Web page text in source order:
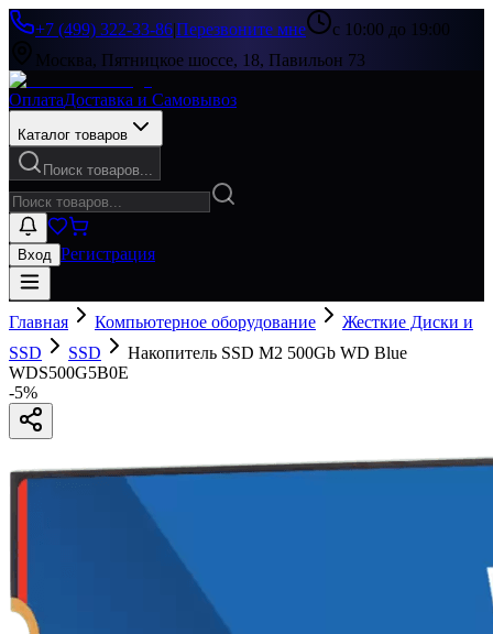
+7 (499) 322-33-86|Перезвоните мне
с 10:00 до 19:00
Москва, Пятницкое шоссе, 18, Павильон 73
ОплатаДоставка и Самовывоз
Каталог товаров
Поиск товаров...
Вход Регистрация
Главная Компьютерное оборудование
Жесткие Диски и
SSD
SSD
Накопитель SSD M2 500Gb WD Blue
WDS500G5B0E
-5%